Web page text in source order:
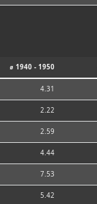
⌀ 1940 - 1950
4.31
2.22
2.59
4.44
7.53
5.42